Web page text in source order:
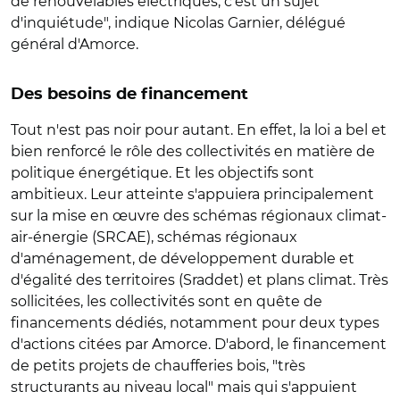
d'inquiétude", indique Nicolas Garnier, délégué
général d'Amorce.
Des besoins de financement
Tout n'est pas noir pour autant. En effet, la loi a bel et
bien renforcé le rôle des collectivités en matière de
politique énergétique. Et les objectifs sont
ambitieux. Leur atteinte s'appuiera principalement
sur la mise en œuvre des schémas régionaux climat-
air-énergie (SRCAE), schémas régionaux
d'aménagement, de développement durable et
d'égalité des territoires (Sraddet) et plans climat. Très
sollicitées, les collectivités sont en quête de
financements dédiés, notamment pour deux types
d'actions citées par Amorce. D'abord, le financement
de petits projets de chaufferies bois, "très
structurants au niveau local" mais qui s'appuient